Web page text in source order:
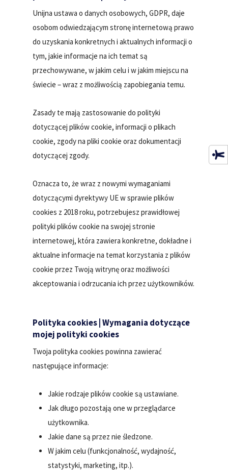
Unijna ustawa o danych osobowych, GDPR, daje
osobom odwiedzającym stronę internetową prawo
do uzyskania konkretnych i aktualnych informacji o
tym, jakie informacje na ich temat są
przechowywane, w jakim celu i w jakim miejscu na
świecie – wraz z możliwością zapobiegania temu.
Zasady te mają zastosowanie do polityki
dotyczącej plików cookie, informacji o plikach
cookie, zgody na pliki cookie oraz dokumentacji
dotyczącej zgody.
Oznacza to, że wraz z nowymi wymaganiami
dotyczącymi dyrektywy UE w sprawie plików
cookies z 2018 roku, potrzebujesz prawidłowej
polityki plików cookie na swojej stronie
internetowej, która zawiera konkretne, dokładne i
aktualne informacje na temat korzystania z plików
cookie przez Twoją witrynę oraz możliwości
akceptowania i odrzucania ich przez użytkowników.
Polityka cookies | Wymagania dotyczące
mojej polityki cookies
Twoja polityka cookies powinna zawierać
następujące informacje:
Jakie rodzaje plików cookie są ustawiane.
Jak długo pozostają one w przeglądarce
użytkownika.
Jakie dane są przez nie śledzone.
W jakim celu (funkcjonalność, wydajność,
statystyki, marketing, itp.).